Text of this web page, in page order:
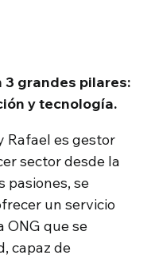
3 grandes pilares:
y tecnología.
Rafael es gestor
sector desde la
pasiones, se
un servicio
ONG que se
capaz de